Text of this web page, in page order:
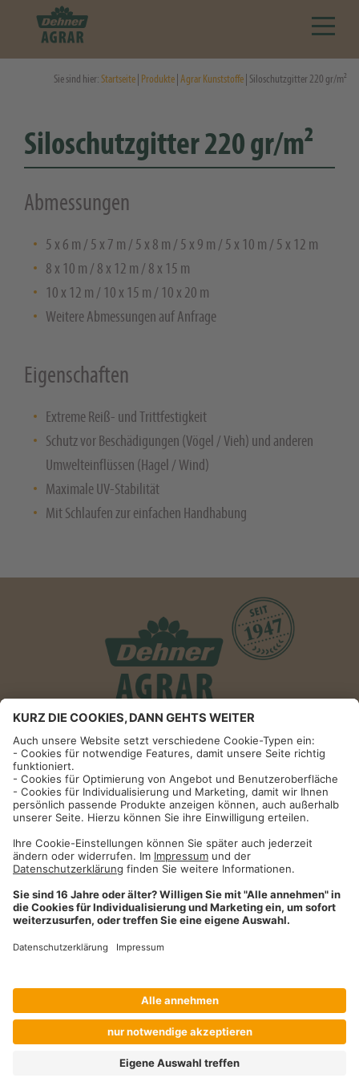
Sie sind hier:Startseite Produkte Agrar Kunststoffe | Siloschutzgitter 220 gr/m²
Siloschutzgitter 220 gr/m²
Abmessungen
5 x 6 m / 5 x 7 m / 5 x 8 m / 5 x 9 m / 5 x 10 m / 5 x 12 m
8 x 10 m / 8 x 12 m / 8 x 15 m
10 x 12 m / 10 x 15 m / 10 x 20 m
Weitere Abmessungen auf Anfrage
Eigenschaften
Extreme Reiß- und Trittfestigkeit
Schutz vor Beschädigungen (Vögel / Vieh) und anderen
Umwelteinflüssen (Hagel / Wind)
Maximale UV-Stabilität
Mit Schlaufen zur einfachen Handhabung
Informationen
Impressum
Datenschutzhinweise
AGB und Widerrufsbelehrung
Dehner Unternehmen
Cookie-Einstellungen
Dehner Agrar GmbH & Co. KG
09090 / 77 72 72
Fax09090 / 77 73 91
agrar@dehner.de